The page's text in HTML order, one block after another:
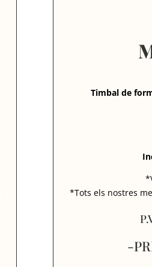
Timbal de
*Tots els nostres
-